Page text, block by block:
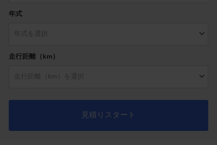
年式
走行距離（km）
見積りスタート